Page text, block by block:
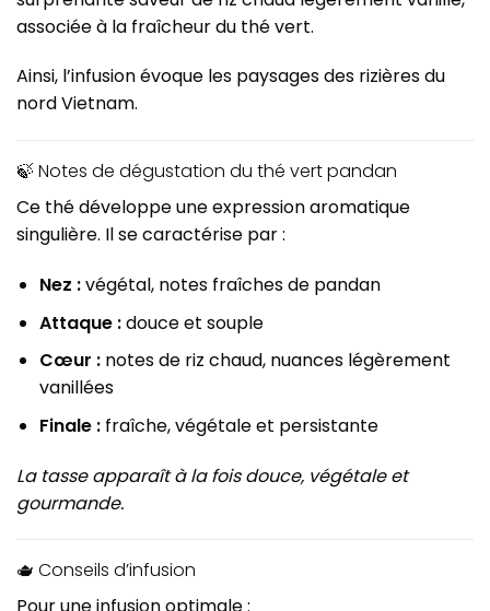
associée à la fraîcheur du thé vert.
Ainsi, l’infusion évoque les paysages des rizières du
nord Vietnam.
🍃 Notes de dégustation du thé vert pandan
Ce thé développe une expression aromatique
singulière. Il se caractérise par :
Nez :végétal, notes fraîches de pandan
Attaque :douce et souple
Cœur :notes de riz chaud, nuances légèrement
vanillées
Finale :fraîche, végétale et persistante
La tasse apparaît à la fois douce, végétale et
gourmande.
🫖 Conseils d’infusion